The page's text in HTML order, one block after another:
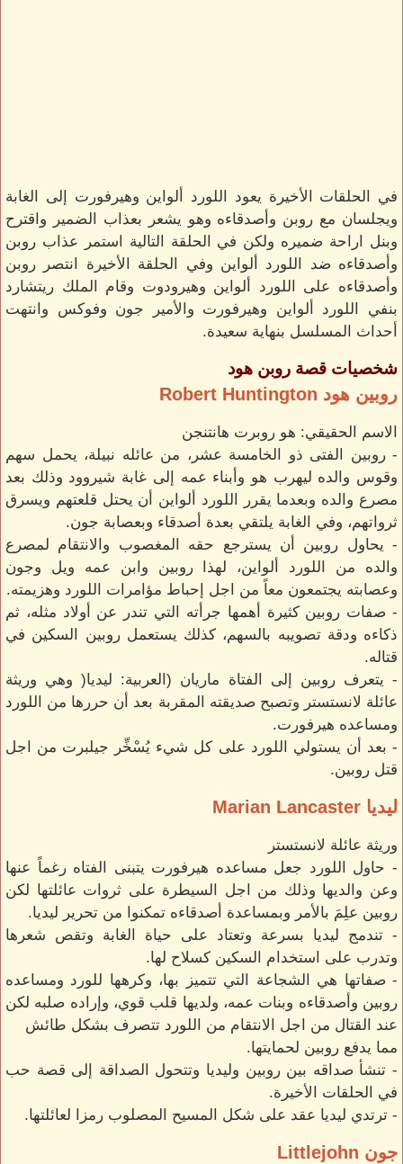
في الحلقات الأخيرة يعود اللورد ألواين وهيرفورت إلى الغابة
ويجلسان مع روبن وأصدقاءه وهو يشعر بعذاب الضمير واقترح
وبنل اراحة ضميره ولكن في الحلقة التالية استمر عذاب روبن
وأصدقاءه ضد اللورد ألواين وفي الحلقة الأخيرة انتصر روبن
وأصدقاءه على اللورد ألواين وهيرودوت وقام الملك ريتشارد
بنفي اللورد ألواين وهيرفورت والأمير جون وفوكس وانتهت
أحداث المسلسل بنهاية سعيدة.
شخصيات قصة روبن هود
روبين هود Robert Huntington
الاسم الحقيقي: هو روبرت هانتنجن
- روبين الفتى ذو الخامسة عشر، من عائله نبيلة، يحمل سهم
وقوس والده ليهرب هو وأبناء عمه إلى غابة شيروود وذلك بعد
مصرع والده وبعدما يقرر اللورد ألواين أن يحتل قلعتهم ويسرق
ثرواتهم، وفي الغابة يلتقي بعدة أصدقاء وبعصابة جون.
- يحاول روبين أن يسترجع حقه المغصوب والانتقام لمصرع
والده من اللورد ألواين، لهذا روبين وابن عمه ويل وجون
وعصابته يجتمعون معاً من اجل إحباط مؤامرات اللورد وهزيمته.
- صفات روبين كثيرة أهمها جرأته التي تندر عن أولاد مثله، ثم
ذكاءه ودقة تصويبه بالسهم، كذلك يستعمل روبين السكين في
قتاله.
- يتعرف روبين إلى الفتاة ماريان (العربية: ليديا( وهي وريثة
عائلة لانستستر وتصبح صديقته المقربة بعد أن حررها من اللورد
ومساعده هيرفورت.
- بعد أن يستولي اللورد على كل شيء يُسْخِّر جيلبرت من اجل
قتل روبين.
ليديا Marian Lancaster
وريثة عائلة لانستستر
- حاول اللورد جعل مساعده هيرفورت يتبنى الفتاه رغماً عنها
وعن والديها وذلك من اجل السيطرة على ثروات عائلتها لكن
روبين علِمَ بالأمر وبمساعدة أصدقاءه تمكنوا من تحرير ليديا.
- تندمج ليديا بسرعة وتعتاد على حياة الغابة وتقص شعرها
وتدرب على استخدام السكين كسلاح لها.
- صفاتها هي الشجاعة التي تتميز بها، وكرهها للورد ومساعده
روبين وأصدقاءه وبنات عمه، ولديها قلب قوي، وإراده صلبه لكن
عند القتال من اجل الانتقام من اللورد تتصرف بشكل طائش
مما يدفع روبين لحمايتها.
- تنشأ صداقه بين روبين وليديا وتتحول الصداقة إلى قصة حب
في الحلقات الأخيرة.
- ترتدي ليديا عقد على شكل المسيح المصلوب رمزا لعائلتها.
جون Littlejohn